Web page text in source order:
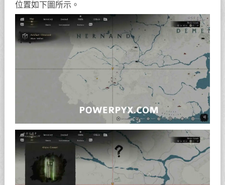
位置如下圖所示。